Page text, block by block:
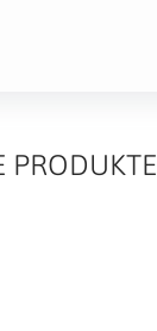
PRODUKTE